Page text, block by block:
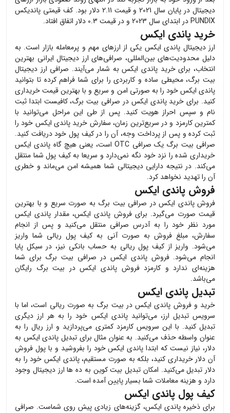
دیجیتال در پایان سال 2021 و قیمت 2.11 دلار بود. کف قیمتی پاندیکس
PUNDIX در ابتدای سال 2023 و در قیمت 0.3 دلار اتفاق افتاد.
خرید پاندی ایکس
ارز دیجیتال پاندی ایکس یکی از ارزهای مهم و پرمعامله بازار است. به
دلیل محدودیت‌های بین‌المللی، صرافی‌های ارز دیجیتال ایرانی بهترین
انتخاب، برای خریدپاندی ایکسبه شمار می‌آیند. صرافی ارز دیجیتال
بیت برگ، محیطی ساده و کاربردی را برای شما فراهم کرده تا بتوانید
پاندی ایکسخود را به صورتی امن و سریع و با بهترین قیمت خریداری
کنید. برای خریدپاندی ایکس در صرافی بیت برگ، کافیست ابتدا ثبت
نام و سپس احراز هویت کنید. پس از طی این مراحل می‌توانید با
کمترین کارمزد و در سریع‌ترین زمان، سفارش خرید پاندی ایکس خود را
ثبت کرده و پس از پرداخت وجه، آن را در کیف پول خود دریافت کنید.
صرافی بیت برگ یک صرافی OTC است، یعنی هیچ گاه
پاندی ایکس
خریداری شده را نزد خود نگه نمی‌دارد و سریعا به کیف پول شما منتقل
می‌کند. در نتیجه دارایی دیجیتالی شما همیشه امن می‌ماند و خطری
آن را تهدید نخواهد کرد.
فروش پاندی ایکس
فروشپاندی ایکس در صرافی بیت برگ به صورت سریع و با بهترین
قیمت صورت می‌گیرد. برای فروش پاندی ایکس، مقدار پاندی ایکس
مورد نظر خود را به آدرس صرافی منتقل می‌کنید و پس از انجام
سفارش، مبلغ فروش به صورت آنی به کیف پول ریالی شما واریز
می‌شود. واریز از کیف پول ریالی به حساب بانکی نیز، در سیکل پایا
انجام می‌شود. فروشپاندی ایکسدر صرافی بیت برگ برای شما
هزینه‌ای ندارد و کارمزد فروش پاندی ایکسدر بیت برگ رایگان
می‌باشد.
تبدیل پاندی ایکس
خرید و فروش پاندی ایکسدر بیت برگ به صورت ریالی است، اما با
سرویس تبدیل ارز، می‌توانیدپاندی ایکس خود را به هر ارز دیگری
تبدیل کنید. با این سرویس کارمزد کمتری می‌پردازید و ارز ریال را به
عنوان واسطه حذف می‌کنید. به عنوان مثال برای تبدیل پاندی ایکس به
دلار، نیاز نیست که ابتدا پاندی ایکسخود را بفروشید و با پول فروش
آن دلار خریداری کنید، بلکه به صورت مستقیم،پاندی ایکس خود را به
دلار تبدیل می‌کنید. امکان تبدیل بیت کوین به ده ها ارز دیجیتال وجود
دارد و هزینه معاملات شما بسیار پایین آمده است.
کیف پول پاندی ایکس
برای ذخیرهپاندی ایکس، گزینه‌های زیادی پیش روی شماست. صرافی